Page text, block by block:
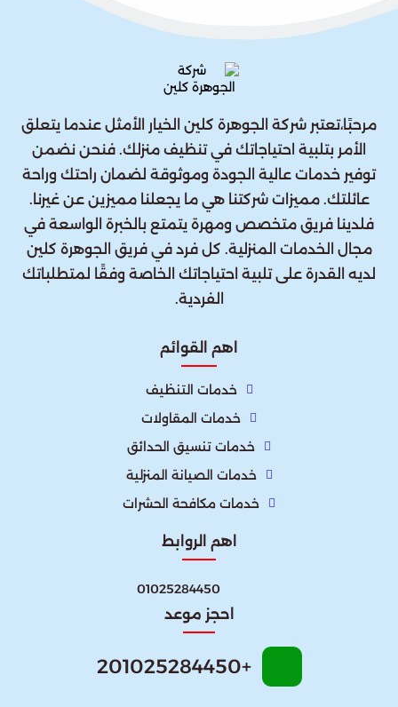
مرحبًا،تعتبر شركة الجوهرة كلين الخيار الأمثل عندما يتعلق
الأمر بتلبية احتياجاتك في تنظيف منزلك. فنحن نضمن
توفير خدمات عالية الجودة وموثوقة لضمان راحتك وراحة
عائلتك. مميزات شركتنا هي ما يجعلنا مميزين عن غيرنا.
فلدينا فريق متخصص ومهرة يتمتع بالخبرة الواسعة في
مجال الخدمات المنزلية. كل فرد في فريق الجوهرة كلين
لديه القدرة على تلبية احتياجاتك الخاصة وفقًا لمتطلباتك
الفردية.
اهم القوائم
خدمات التنظيف
خدمات المقاولات
خدمات تنسيق الحدائق
خدمات الصيانة المنزلية
خدمات مكافحة الحشرات
اهم الروابط
01025284450
احجز موعد
+201025284450